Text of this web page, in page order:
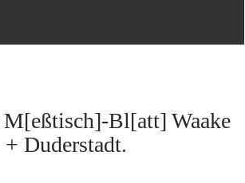
Bl[att] Waake
+ Duderstadt.